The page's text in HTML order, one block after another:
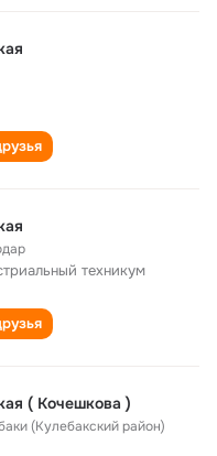
техникум
( Кочешкова )
(Кулебакский район)